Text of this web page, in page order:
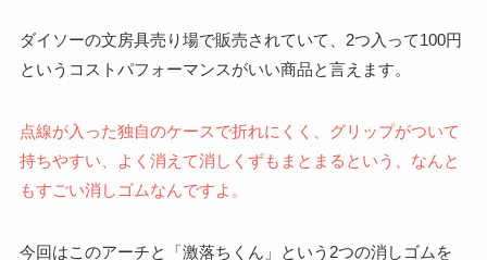
ダイソーの文房具売り場で販売されていて、2つ入って100円
というコストパフォーマンスがいい商品と言えます。
点線が入った独自のケースで折れにくく、グリップがついて
持ちやすい、よく消えて消しくずもまとまるという、なんと
もすごい消しゴムなんですよ。
今回はこのアーチと「激落ちくん」という2つの消しゴムを